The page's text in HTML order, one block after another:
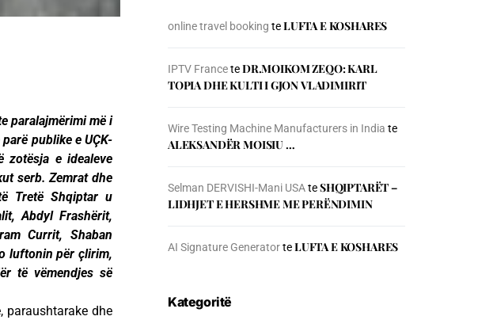
paralajmërimi më i
publike e UÇK-
e idealeve
serb. Zemrat dhe
Tretë Shqiptar u
Abdyl Frashërit,
Currit, Shaban
luftonin për çlirim,
të vëmendjes së
paraushtarake dhe
online travel booking teLUFTA E KOSHARES
IPTV FranceteDR.MOIKOM ZEQO: KARL
TOPIA DHE KULTI I GJON VLADIMIRIT
Wire Testing Machine Manufacturers in India te
ALEKSANDËR MOISIU …
Selman DERVISHI-Mani USAteSHQIPTARËT –
LIDHJET E HERSHME ME PERËNDIMIN
AI Signature GeneratorteLUFTA E KOSHARES
Kategoritë